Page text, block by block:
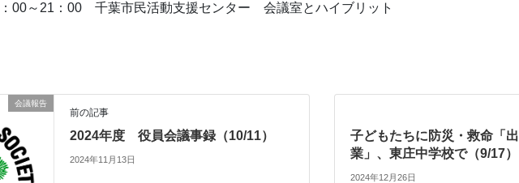
～21：00 千葉市民活動支援センター 会議室とハイブリット
会議報告
前の記事
2024年度 役員会議事録（10/11）
2024年11月13日
子どもたちに防災・救命「
業」、東庄中学校で（9/17）
2024年12月26日